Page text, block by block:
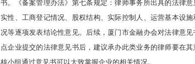
书。《备案管理办法》第七条规定：律师事务所出具的法律
实性、工商登记情况、股权结构、实际控制人、运营基本设
况等逐项发表结论性意见。后续，厦门市金融办会对法律意
点企业提交的法律意见书后，建议承办此类业务的律师要在
核小组通过意见书可以大致掌握企业的相关情况。